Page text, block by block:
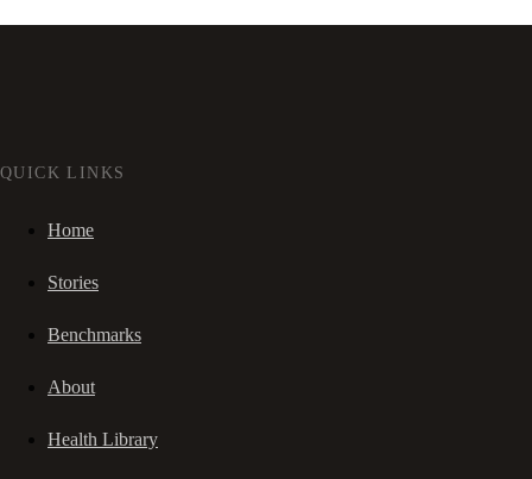
QUICK LINKS
Home
Stories
Benchmarks
About
Health Library